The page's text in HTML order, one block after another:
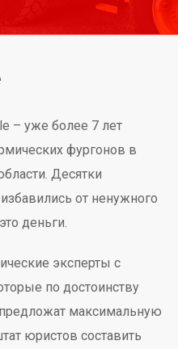
– уже более 7 лет
фургонов в
Десятки
от ненужного
деньги.
эксперты с
по достоинству
максимальную
юристов составить